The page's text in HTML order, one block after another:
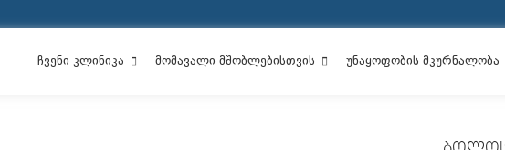
ჩვენი კლინიკა მომავალი მშობლებისთვის უნაყოფობის მკურნალობა